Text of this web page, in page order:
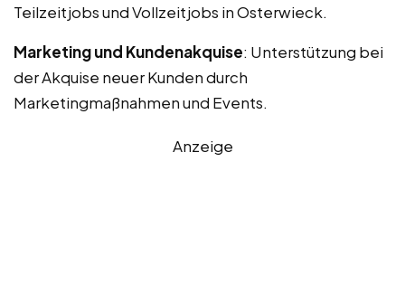
Teilzeitjobs und Vollzeitjobs in Osterwieck.
Marketing und Kundenakquise: Unterstützung bei
der Akquise neuer Kunden durch
Marketingmaßnahmen und Events.
Anzeige